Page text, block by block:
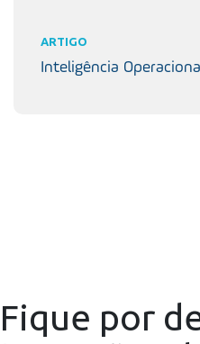
ARTIGO
Inteligência
Fique por